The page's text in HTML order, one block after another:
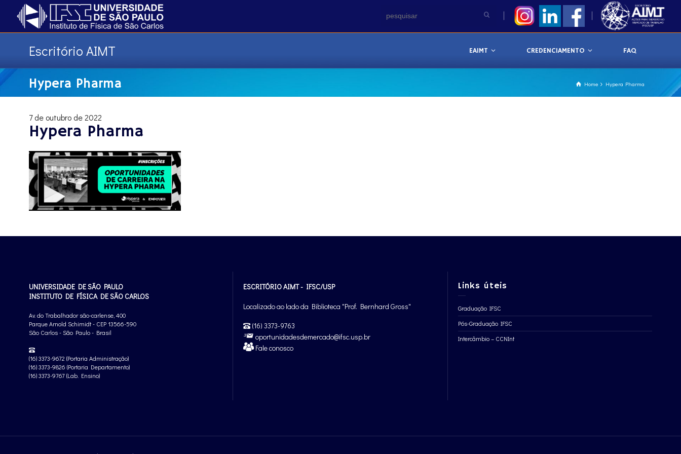
Escritório AIMT EAIMT CREDENCIAMENTO FAQ
Home Hypera Pharma
Hypera Pharma
7 de outubro de 2022
Hypera Pharma
UNIVERSIDADE DE SÃO PAULO
INSTITUTO DE FÍSICA DE SÃO CARLOS
Av. do Trabalhador são-carlense, 400
Parque Arnold Schimidt - CEP 13566-590
São Carlos - São Paulo - Brasil
(16) 3373-9672 (Portaria Administração)
(16) 3373-9826 (Portaria Departamento)
(16) 3373-9767 (Lab. Ensino)
ESCRITÓRIO AIMT - IFSC/USP
Localizado ao lado da Biblioteca "Prof. Bernhard Gross"
(16) 3373-9763
oportunidadesdemercado@ifsc.usp.br
Fale conosco
Links úteis
Graduação IFSC
Pós-Graduação IFSC
Intercâmbio – CCNInt